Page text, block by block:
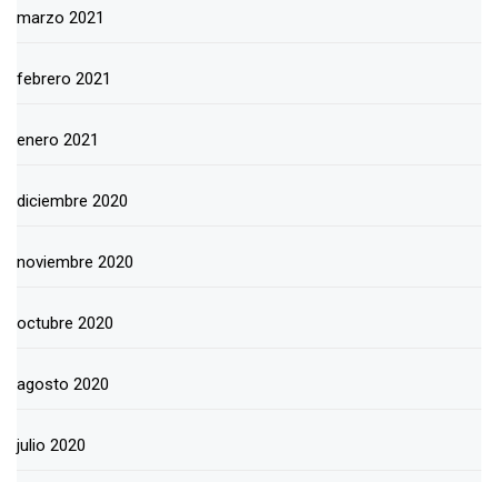
marzo 2021
febrero 2021
enero 2021
diciembre 2020
noviembre 2020
octubre 2020
agosto 2020
julio 2020